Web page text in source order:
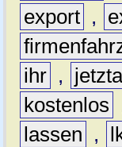
export ,
ihr ,
kostenlos
lassen
,